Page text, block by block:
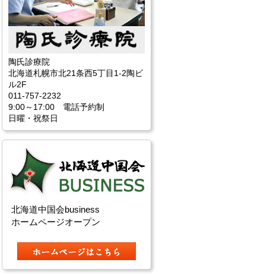
陶氏診療院
北海道札幌市北21条西5丁目1-2陶ビ
ル2F
011-757-2232
9:00～17:00 電話予約制
日曜・祝祭日
北海道中国会business
ホームページオープン